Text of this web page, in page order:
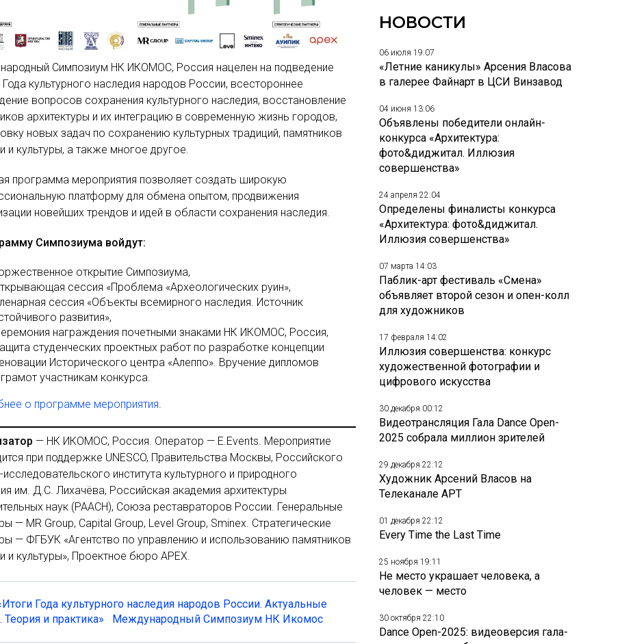
Симпозиум НК ИКОМОС, Россия нацелен на подведение
Года культурного наследия народов России, всестороннее
вопросов сохранения культурного наследия, восстановление
архитектуры и их интеграцию в современную жизнь городов,
новых задач по сохранению культурных традиций, памятников
и культуры, а также многое другое.
программа мероприятия позволяет создать широкую
платформу для обмена опытом, продвижения
новейших трендов и идей в области сохранения наследия.
Симпозиума войдут:
открытие Симпозиума,
сессия «Проблема «Археологических руин»,
сессия «Объекты всемирного наследия. Источник
развития»,
награждения почетными знаками НК ИКОМОС, Россия,
студенческих проектных работ по разработке концепции
Исторического центра «Алеппо». Вручение дипломов
участникам конкурса.
о программе мероприятия.
— НК ИКОМОС, Россия. Оператор — E.Events. Мероприятие
при поддержке UNESCO, Правительства Москвы, Российского
исследовательского института культурного и природного
им. Д.С. Лихачёва, Российская академия архитектуры
наук (РААСН), Союза реставраторов России. Генеральные
— MR Group, Capital Group, Level Group, Sminex. Стратегические
— ФГБУК «Агентство по управлению и использованию памятников
и культуры», Проектное бюро APEX.
Года культурного наследия народов России. Актуальные
Теория и практика»
Международный Симпозиум НК Икомос
НОВОСТИ
06 июля 19:07
«Летние каникулы» Арсения Власова
в галерее Файнарт в ЦСИ Винзавод
04 июня 13:06
Объявлены победители онлайн-
конкурса «Архитектура:
фото&диджитал. Иллюзия
совершенства»
24 апреля 22:04
Определены финалисты конкурса
«Архитектура: фото&диджитал.
Иллюзия совершенства»
07 марта 14:03
Паблик-арт фестиваль «Смена»
объявляет второй сезон и опен-колл
для художников
17 февраля 14:02
Иллюзия совершенства: конкурс
художественной фотографии и
цифрового искусства
30 декабря 00:12
Видеотрансляция Гала Dance Open-
2025 собрала миллион зрителей
29 декабря 22:12
Художник Арсений Власов на
Телеканале АРТ
01 декабря 22:12
Every Time the Last Time
25 ноября 19:11
Не место украшает человека, а
человек — место
30 октября 22:10
Dance Open-2025: видеоверсия гала-